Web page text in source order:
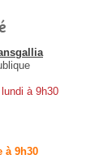
à 9h30
à 9h30